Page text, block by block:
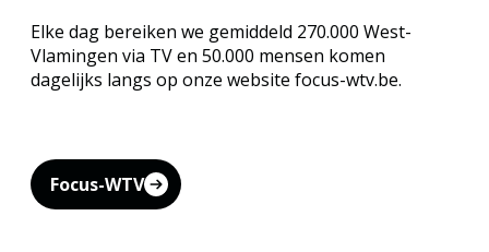
Elke dag bereiken we gemiddeld 270.000 West-
Vlamingen via TV en 50.000 mensen komen
dagelijks langs op onze website focus-wtv.be.
Focus-WTV